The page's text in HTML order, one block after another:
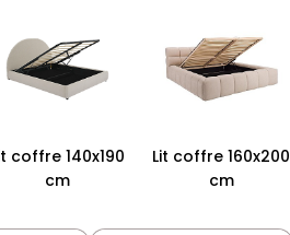
coffre 140x190
cm
Lit coffre 160x200
cm